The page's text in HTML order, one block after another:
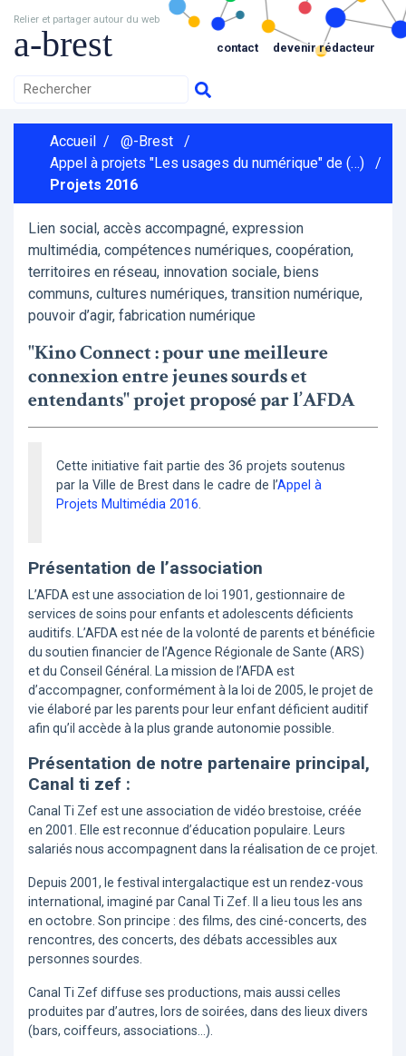
Relier et partager autour du web
a-brest contact devenir rédacteur
Accueil / @-Brest
/
Appel à projets "Les usages du numérique" de (…)
/
Projets 2016
Lien social, accès accompagné, expression
multimédia, compétences numériques, coopération,
territoires en réseau, innovation sociale, biens
communs, cultures numériques, transition numérique,
pouvoir d’agir, fabrication numérique
"Kino Connect : pour une meilleure
connexion entre jeunes sourds et
entendants" projet proposé par l’AFDA
Cette initiative fait partie des 36 projets soutenus
par la Ville de Brest dans le cadre de l’Appel à
Projets Multimédia 2016.
Présentation de l’association
L’AFDA est une association de loi 1901, gestionnaire de
services de soins pour enfants et adolescents déficients
auditifs. L’AFDA est née de la volonté de parents et bénéficie
du soutien financier de l’Agence Régionale de Sante (ARS)
et du Conseil Général. La mission de l’AFDA est
d’accompagner, conformément à la loi de 2005, le projet de
vie élaboré par les parents pour leur enfant déficient auditif
afin qu’il accède à la plus grande autonomie possible.
Présentation de notre partenaire principal,
Canal ti zef :
Canal Ti Zef est une association de vidéo brestoise, créée
en 2001. Elle est reconnue d’éducation populaire. Leurs
salariés nous accompagnent dans la réalisation de ce projet.
Depuis 2001, le festival intergalactique est un rendez-vous
international, imaginé par Canal Ti Zef. Il a lieu tous les ans
en octobre. Son principe : des films, des ciné-concerts, des
rencontres, des concerts, des débats accessibles aux
personnes sourdes.
Canal Ti Zef diffuse ses productions, mais aussi celles
produites par d’autres, lors de soirées, dans des lieux divers
(bars, coiffeurs, associations…).